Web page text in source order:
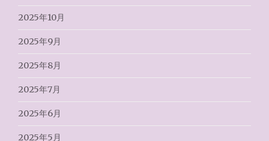
2025年10月
2025年9月
2025年8月
2025年7月
2025年6月
2025年5月